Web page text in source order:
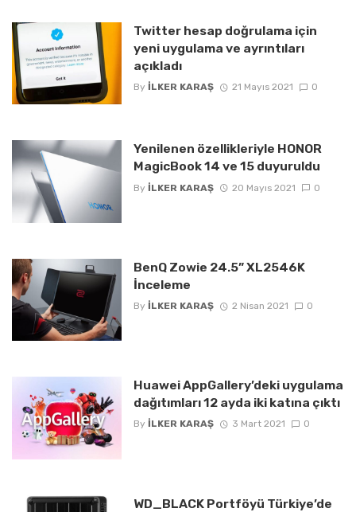
Twitter hesap doğrulama için
yeni uygulama ve ayrıntıları
açıkladı
By İLKER KARAŞ 21 Mayıs 2021 0
Yenilenen özellikleriyle HONOR
MagicBook 14 ve 15 duyuruldu
By İLKER KARAŞ 20 Mayıs 2021 0
BenQ Zowie 24.5” XL2546K
İnceleme
By İLKER KARAŞ 2 Nisan 2021 0
Huawei AppGallery’deki uygulama
dağıtımları 12 ayda iki katına çıktı
By İLKER KARAŞ 3 Mart 2021 0
WD_BLACK Portföyü Türkiye’de